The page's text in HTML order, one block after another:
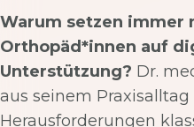
Warum setzen immer
Orthopäd*innen auf
Unterstützung? Dr.
aus seinem
Herausforderungen